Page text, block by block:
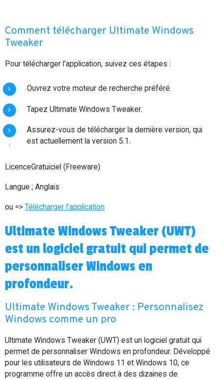
Comment télécharger Ultimate Windows
Tweaker
Pour télécharger l'application, suivez ces étapes :
Ouvrez votre moteur de recherche préféré.
Tapez Ultimate Windows Tweaker.
Assurez-vous de télécharger la dernière version, qui
est actuellement la version 5.1.
LicenceGratuiciel (Freeware)
Langue ; Anglais
ou => Télécharger l'application
Ultimate Windows Tweaker (UWT)
est un logiciel gratuit qui permet de
personnaliser Windows en
profondeur.
Ultimate Windows Tweaker : Personnalisez
Windows comme un pro
Ultimate Windows Tweaker (UWT) est un logiciel gratuit qui
permet de personnaliser Windows en profondeur. Développé
pour les utilisateurs de Windows 11 et Windows 10, ce
programme offre un accès direct à des dizaines de